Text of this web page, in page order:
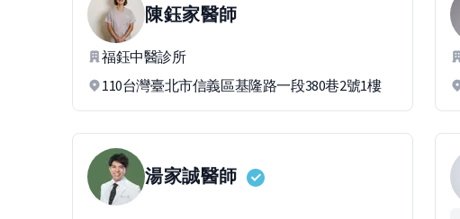
陳鈺家醫師
福鈺中醫診所
110台灣臺北市信義區基隆路一段380巷2號1樓
湯家誠醫師